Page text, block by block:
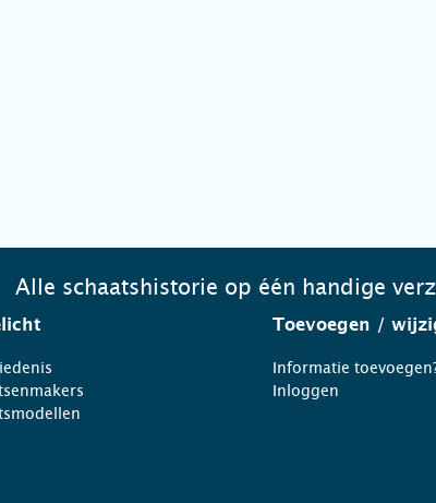
Alle schaatshistorie op één handige
Toevoegen /
Informatie
Inloggen